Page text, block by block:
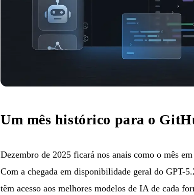
Um mês histórico para o
Dezembro de 2025 ficará nos anais como o mês
Com a chegada em disponibilidade geral do GPT-
têm acesso aos melhores modelos de IA de cada